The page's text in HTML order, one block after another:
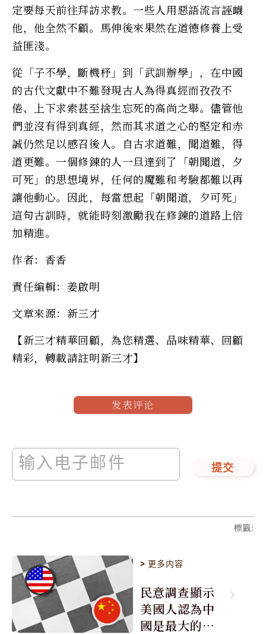
定要每天前往拜訪求教。一些人用惡語流言誣衊
他，他全然不顧。馬伸後來果然在道德修養上受
益匪淺。
從「子不學，斷機杼」到「武訓辦學」，在中國
的古代文獻中不難發現古人為得真經而孜孜不
倦、上下求索甚至捨生忘死的高尚之舉。儘管他
們並沒有得到真經，然而其求道之心的堅定和赤
誠仍然足以感召後人。自古求道難，聞道難，得
道更難。一個修鍊的人一旦達到了「朝聞道，夕
可死」的思想境界，任何的魔難和考驗都難以再
讓他動心。因此，每當想起「朝聞道，夕可死」
這句古訓時，就能時刻激勵我在修鍊的道路上倍
加精進。
作者：香香
責任編輯：姜啟明
文章來源：新三才
【新三才精華回顧，為您精選、品味精華、回顧
精彩，轉載請註明新三才】
发表评论
提交
標籤:
> 更多内容
民意調查顯示
美國人認為中
國是最大的敵